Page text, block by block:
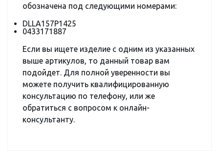
обозначена под следующими номерами:
DLLA157P1425
0433171887
Если вы ищете изделие с одним из указанных
выше артикулов, то данный товар вам
подойдет. Для полной уверенности вы
можете получить квалифицированную
консультацию по телефону, или же
обратиться с вопросом к онлайн-
консультанту.